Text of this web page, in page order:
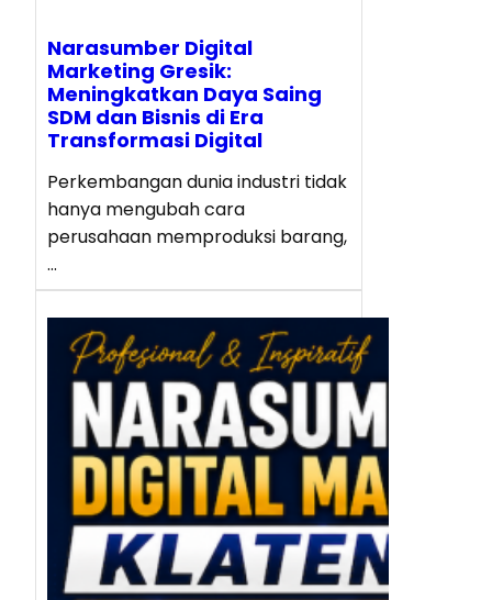
Narasumber Digital
Marketing Gresik:
Meningkatkan Daya Saing
SDM dan Bisnis di Era
Transformasi Digital
Perkembangan dunia industri tidak
hanya mengubah cara
perusahaan memproduksi barang,
…